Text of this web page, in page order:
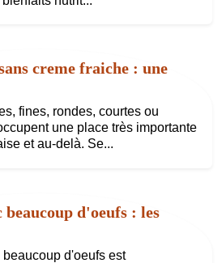
creme fraiche : une
fines, rondes, courtes ou
une place très importante
et au-delà. Se...
beaucoup d'oeufs : les
d'oeufs est